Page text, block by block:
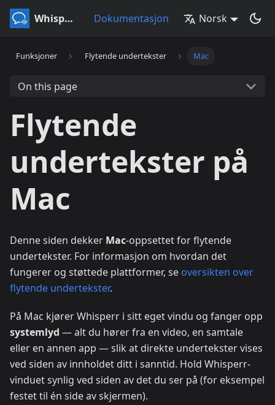
Whisperr Dokumentasjon Norsk
Funksjoner Flytende undertekster Mac
On this page
Flytende
undertekster på
Mac
Denne siden dekker Mac-oppsettet for flytende
undertekster. For informasjon om hvordan det
fungerer og støttede plattformer, se oversikten over
flytende undertekster.
På Mac kjører Whisperr i sitt eget vindu og fanger opp
systemlyd — alt du hører fra en video, en samtale
eller en annen app — slik at direkte undertekster vises
ved siden av innholdet ditt i sanntid. Hold Whisperr-
vinduet synlig ved siden av det du ser på (for eksempel
festet til én side av skjermen).